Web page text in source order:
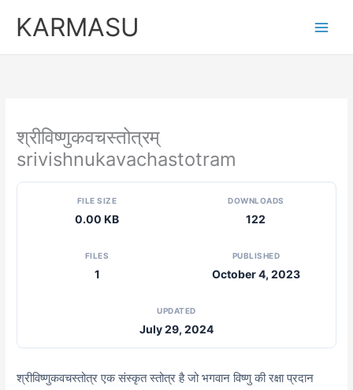
KARMASU
श्रीविष्णुकवचस्तोत्रम्
srivishnukavachastotram
FILE SIZE
0.00 KB
DOWNLOADS
122
FILES
1
PUBLISHED
October 4, 2023
UPDATED
July 29, 2024
श्रीविष्णुकवचस्तोत्र एक संस्कृत स्तोत्र है जो भगवान विष्णु की रक्षा प्रदान